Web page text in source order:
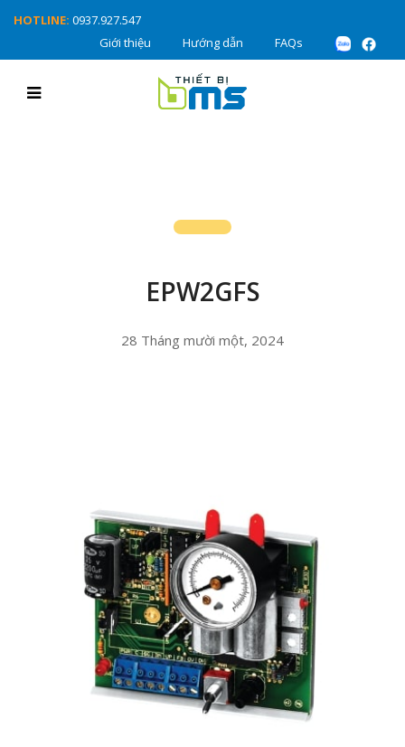
HOTLINE: 0937.927.547
Giới thiệu
Hướng dẫn FAQs
EPW2GFS
28 Tháng mười một, 2024